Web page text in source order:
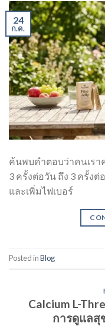
24
ก.ค.
ค้นพบคำตอบว่าคนเรา
3 ครั้งต่อวัน ถึง 3 ครั้ง
และเพิ่มไฟเบอร์
Posted inBlog
Calcium L-
การดูแลสุ